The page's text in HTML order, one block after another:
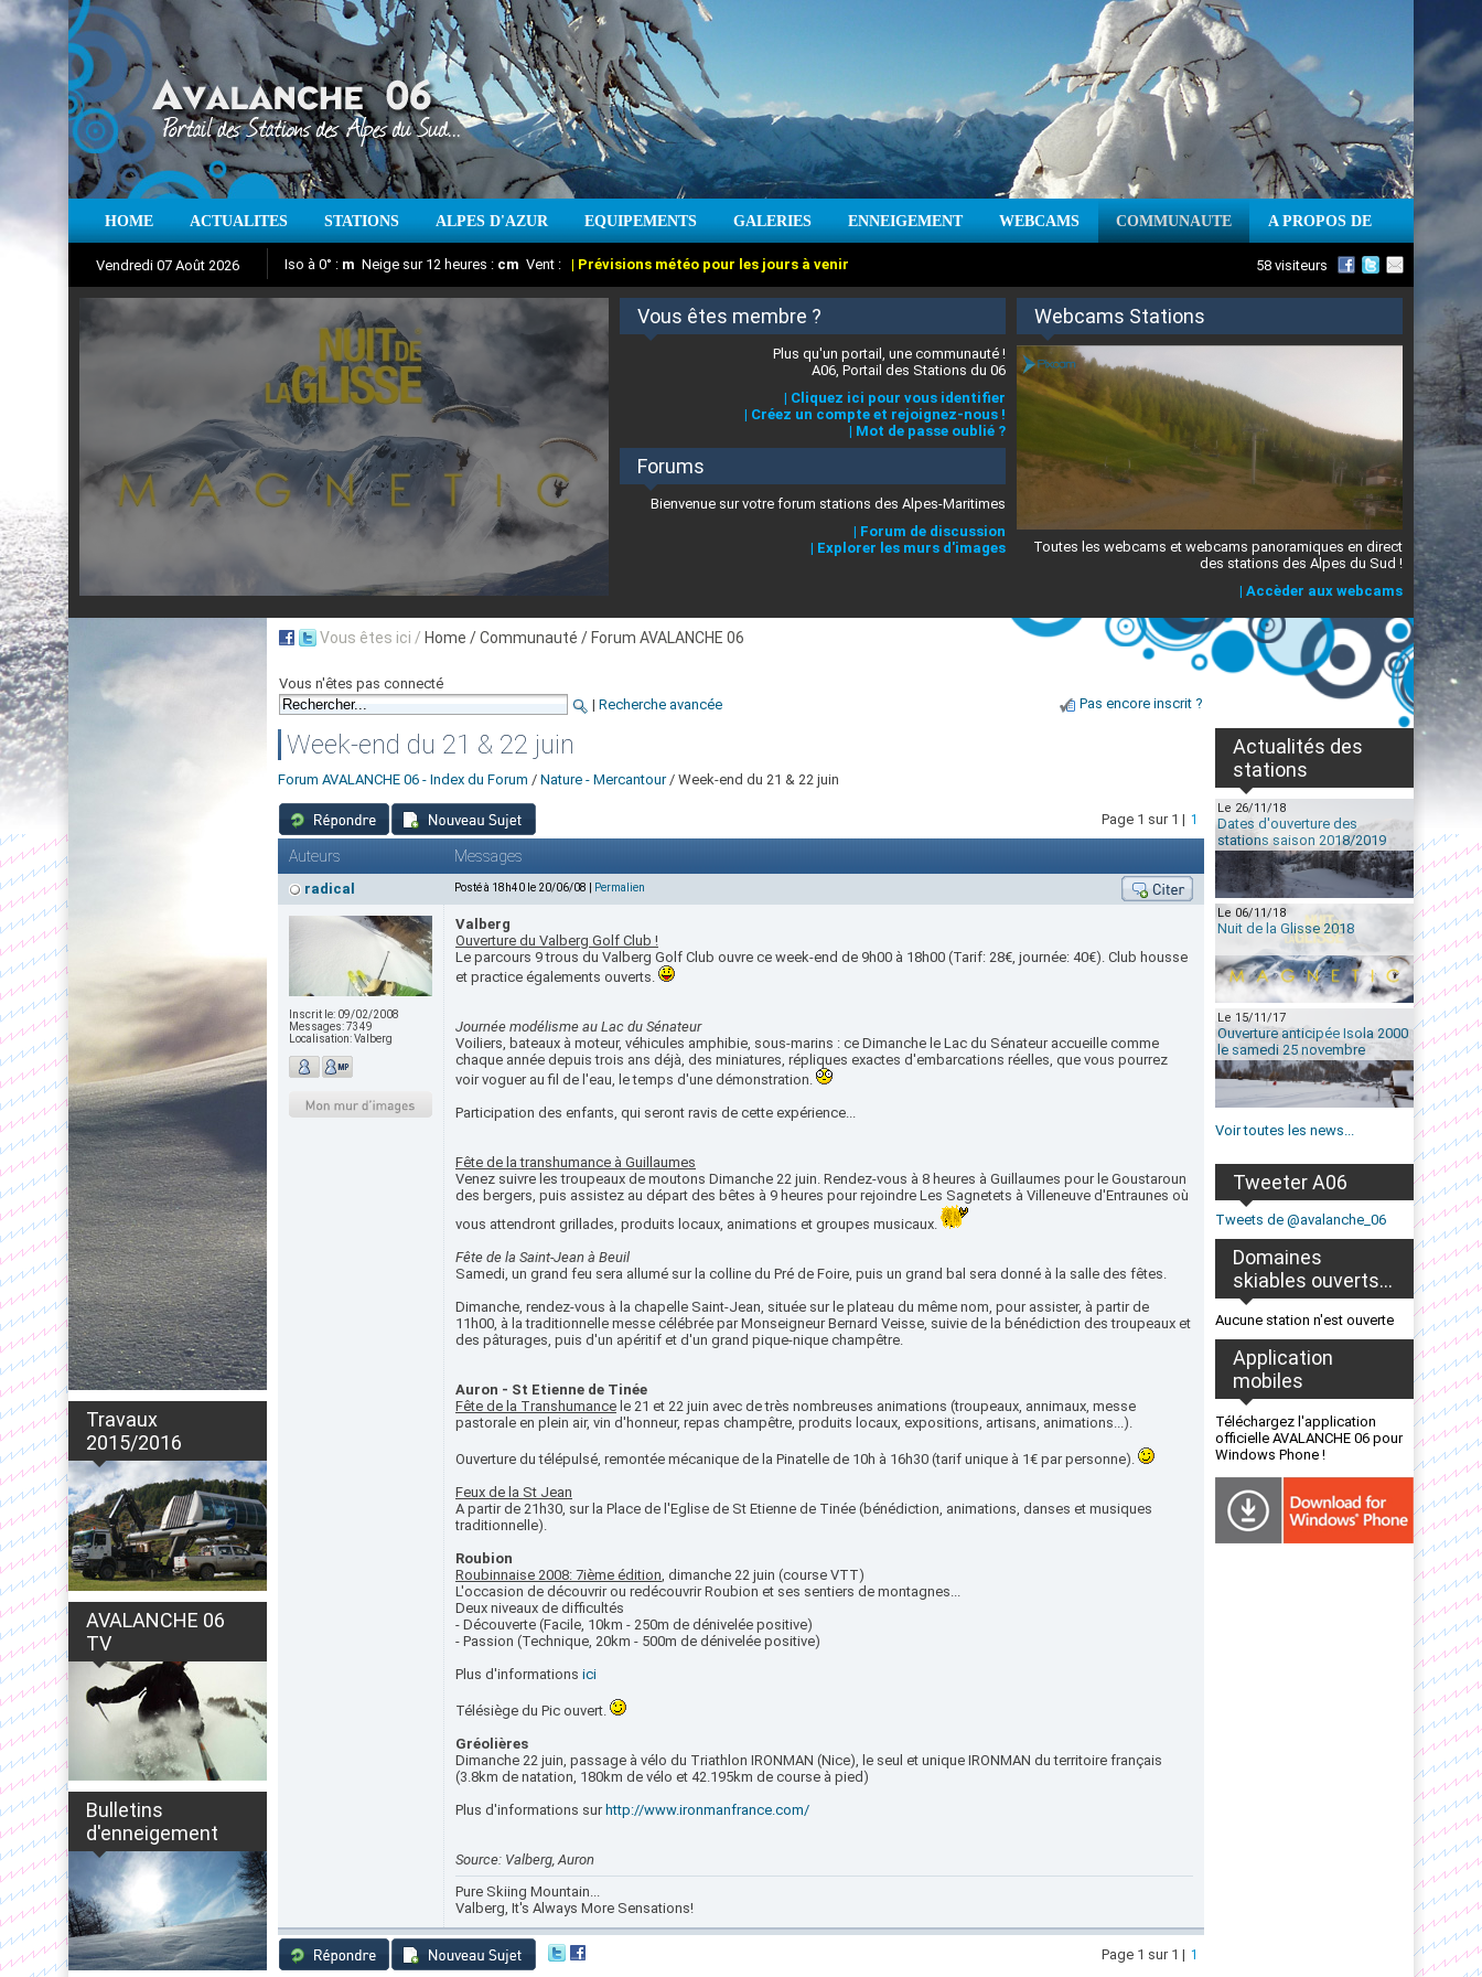
HOME ACTUALITES STATIONS ALPES D'AZUR EQUIPEMENTS GALERIES ENNEIGEMENT WEBCAMS COMMUNAUTE A PROPOS DE
Vendredi 07 Août 2026
Aujourd'hui : T° Min : T° Max : °C Prévisions météo pour les jours à venir
Iso à 0° : m Neige sur 12 heures : cm Vent : | Prévisions météo pour les jours à venir
Suivez en direct l'actualité des stations des Alpes-Maritimes
58 visiteurs
Nuit de la Glisse 2018 Vous êtes membre ?
Plus qu'un portail, une communauté !
A06, Portail des Stations du 06
| Cliquez ici pour vous identifier
| Créez un compte et rejoignez-nous !
| Mot de passe oublié ?
Forums
Bienvenue sur votre forum stations des Alpes-Maritimes
| Forum de discussion
| Explorer les murs d'images
Webcams Stations
Toutes les webcams et webcams panoramiques en direct
des stations des Alpes du Sud !
| Accèder aux webcams
Travaux
2015/2016
AVALANCHE 06
TV
Bulletins
d'enneigement
Vous êtes ici / Home / Communauté / Forum AVALANCHE 06
Vous n'êtes pas connecté
| Recherche avancée Pas encore inscrit ?
Week-end du 21 & 22 juin
Forum AVALANCHE 06 - Index du Forum / Nature - Mercantour/ Week-end du 21 & 22 juin
Page 1 sur 1 | 1
Auteurs Messages
radical Posté à 18h40 le 20/06/08 | Permalien
Inscrit le: 09/02/2008
Messages:7349
Localisation:Valberg
Valberg
Ouverture du Valberg Golf Club !
Le parcours 9 trous du Valberg Golf Club ouvre ce week-end de 9h00 à 18h00 (Tarif: 28€, journée: 40€). Club housse
et practice égalements ouverts.
Journée modélisme au Lac du Sénateur
Voiliers, bateaux à moteur, véhicules amphibie, sous-marins : ce Dimanche le Lac du Sénateur accueille comme
chaque année depuis trois ans déjà, des miniatures, répliques exactes d'embarcations réelles, que vous pourrez
voir voguer au fil de l'eau, le temps d'une démonstration.
Participation des enfants, qui seront ravis de cette expérience...
Fête de la transhumance à Guillaumes
Venez suivre les troupeaux de moutons Dimanche 22 juin. Rendez-vous à 8 heures à Guillaumes pour le Goustaroun
des bergers, puis assistez au départ des bêtes à 9 heures pour rejoindre Les Sagnetets à Villeneuve d'Entraunes où
vous attendront grillades, produits locaux, animations et groupes musicaux.
Fête de la Saint-Jean à Beuil
Samedi, un grand feu sera allumé sur la colline du Pré de Foire, puis un grand bal sera donné à la salle des fêtes.
Dimanche, rendez-vous à la chapelle Saint-Jean, située sur le plateau du même nom, pour assister, à partir de
11h00, à la traditionnelle messe célébrée par Monseigneur Bernard Veisse, suivie de la bénédiction des troupeaux et
des pâturages, puis d'un apéritif et d'un grand pique-nique champêtre.
Auron - St Etienne de Tinée
Fête de la Transhumance le 21 et 22 juin avec de très nombreuses animations (troupeaux, annimaux, messe
pastorale en plein air, vin d'honneur, repas champêtre, produits locaux, expositions, artisans, animations...).
Ouverture du télépulsé, remontée mécanique de la Pinatelle de 10h à 16h30 (tarif unique à 1€ par personne).
Feux de la St Jean
A partir de 21h30, sur la Place de l'Eglise de St Etienne de Tinée (bénédiction, animations, danses et musiques
traditionnelle).
Roubion
Roubinnaise 2008: 7ième édition, dimanche 22 juin (course VTT)
L'occasion de découvrir ou redécouvrir Roubion et ses sentiers de montagnes...
Deux niveaux de difficultés
- Découverte (Facile, 10km - 250m de dénivelée positive)
- Passion (Technique, 20km - 500m de dénivelée positive)
Plus d'informations ici
Télésiège du Pic ouvert.
Gréolières
Dimanche 22 juin, passage à vélo du Triathlon IRONMAN (Nice), le seul et unique IRONMAN du territoire français
(3.8km de natation, 180km de vélo et 42.195km de course à pied)
Plus d'informations sur http://www.ironmanfrance.com/
Source: Valberg, Auron
Pure Skiing Mountain...
Valberg, It's Always More Sensations!
Page 1 sur 1 | 1
Actualités des
stations
Le 26/11/18
Dates d'ouverture des
stations saison 2018/2019
Le 06/11/18
Nuit de la Glisse 2018
Le 15/11/17
Ouverture anticipée Isola 2000
le samedi 25 novembre
Voir toutes les news...
Tweeter A06
Tweets de @avalanche_06
Domaines
skiables ouverts...
Aucune station n'est ouverte
Application
mobiles
Téléchargez l'application
officielle AVALANCHE 06 pour
Windows Phone !